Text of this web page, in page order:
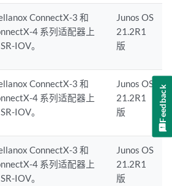
ConnectX-3 和
4 系列适配器上
IOV。
Junos OS
21.2R1
版
ConnectX-3 和
4 系列适配器上
IOV。
Junos OS
21.2R1
版
ConnectX-3 和
4 系列适配器上
IOV。
Junos OS
21.2R1
版
Feedback